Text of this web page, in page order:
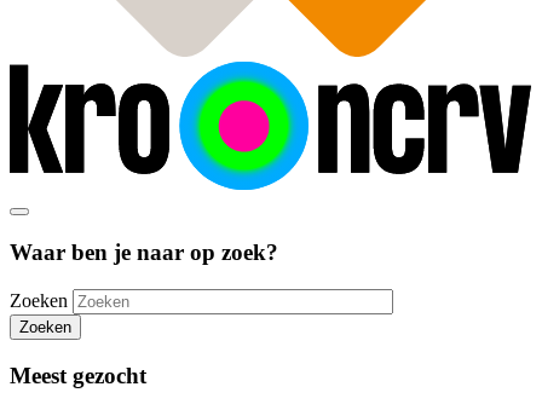
Waar ben je naar op zoek?
Zoeken
Zoeken
Meest gezocht